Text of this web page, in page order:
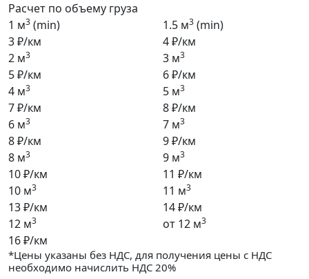
Расчет по объему груза
1 м3 (min)
3 ₽/км
1.5 м3 (min)
4 ₽/км
2 м3
5 ₽/км
3 м3
6 ₽/км
4 м3
7 ₽/км
5 м3
8 ₽/км
6 м3
8 ₽/км
7 м3
9 ₽/км
8 м3
10 ₽/км
9 м3
11 ₽/км
10 м3
13 ₽/км
11 м3
14 ₽/км
12 м3
16 ₽/км
от 12 м3
*Цены указаны без НДС, для получения цены с НДС
необходимо начислить НДС 20%